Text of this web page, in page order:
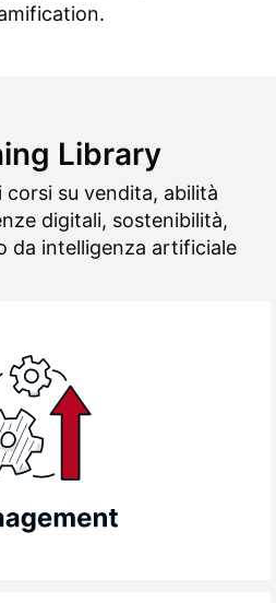
Library
su vendita, abilità
digitali, sostenibilità,
da intelligenza artificiale
in tutti gli ambiti
della tua organizzazione
leadership efficace alla
dalla valutazione e